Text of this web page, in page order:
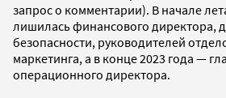
запрос о комментарии). В начале
лишилась финансового директора,
безопасности, руководителей
маркетинга, а в конце 2023 года —
операционного директора.